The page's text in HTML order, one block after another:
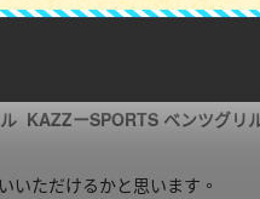
性，詳細問題說明請使用商品問
KAZZーSPORTS ベンツグリ
いただけるかと思います。